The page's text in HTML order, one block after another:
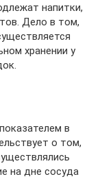
напитки,
Дело в том,
хранении у
в
о том,
на дне сосуда